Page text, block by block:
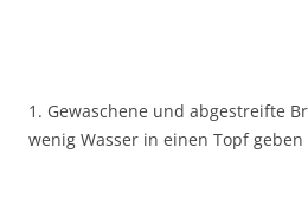
1. Gewaschene und abgestreifte
wenig Wasser in einen Topf geben